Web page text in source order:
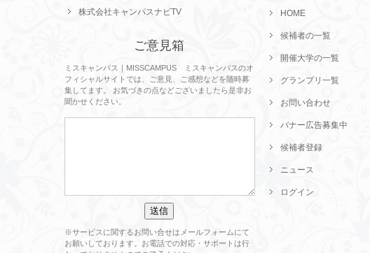
株式会社キャンパスナビTV
ご意見箱
ミスキャンパス｜MISSCAMPUS ミスキャンパスのオ
フィシャルサイトでは、ご意見、ご感想などを随時募
集してます。 お気づきの点などございましたら是非お
聞かせください。
※サービスに関するお問い合せはメールフォームにて
お願いしております。お電話での対応・サポートは行
HOME
候補者の一覧
開催大学の一覧
グランプリ一覧
お問い合わせ
バナー広告募集中
候補者登録
ニュース
ログイン